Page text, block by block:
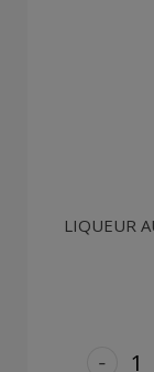
LIQUEUR
-